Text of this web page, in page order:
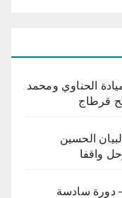
قرطاج الدولي- الدورة 60: ميادة الحناوي ومحمد
قرطاج
البيان الحسين
واقفا
– دورة سادسة